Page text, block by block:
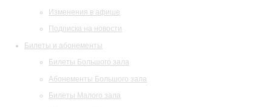
Изменения в афише
Подписка на новости
Билеты и абонементы
Билеты Большого зала
Абонементы Большого зала
Билеты Малого зала